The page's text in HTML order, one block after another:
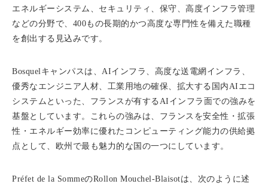
エネルギーシステム、セキュリティ、保守、高度インフラ管理
などの分野で、400もの長期的かつ高度な専門性を備えた職種
を創出する見込みです。
Bosquelキャンパスは、AIインフラ、高度な送電網インフラ、
優秀なエンジニア人材、工業用地の確保、拡大する国内AIエコ
システムといった、フランスが有するAIインフラ面での強みを
基盤としています。これらの強みは、フランスを安全性・拡張
性・エネルギー効率に優れたコンピューティング能力の供給拠
点として、欧州で最も魅力的な国の一つにしています。
Préfet de la SommeのRollon Mouchel-Blaisotは、次のように述